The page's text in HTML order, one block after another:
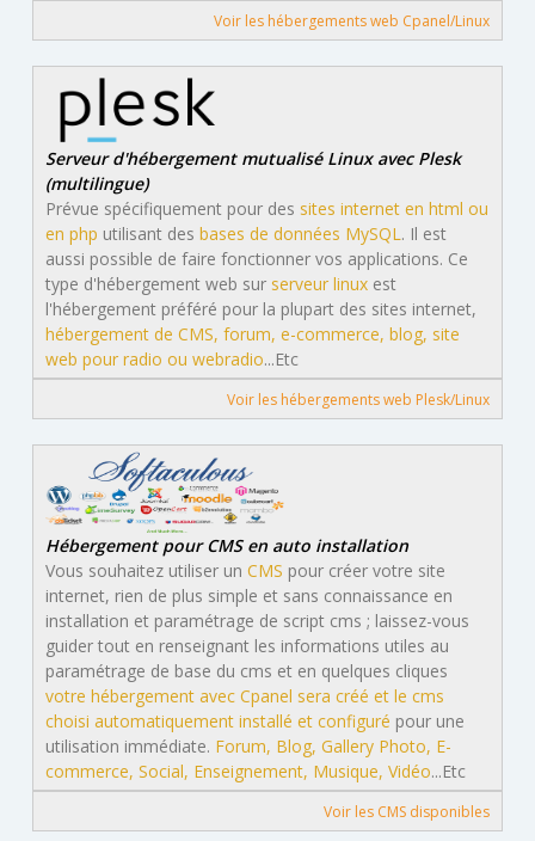
Voir les hébergements web Cpanel/Linux
Serveur d'hébergement mutualisé Linux avec Plesk
(multilingue)
Prévue spécifiquement pour des sites internet en html ou
en php utilisant des bases de données MySQL. Il est
aussi possible de faire fonctionner vos applications. Ce
type d'hébergement web sur serveur linuxest
l'hébergement préféré pour la plupart des sites internet,
hébergement de CMS, forum, e-commerce, blog, site
web pour radio ou webradio...Etc
Voir les hébergements web Plesk/Linux
Hébergement pour CMS en auto installation
Vous souhaitez utiliser un CMS pour créer votre site
internet, rien de plus simple et sans connaissance en
installation et paramétrage de script cms ; laissez-vous
guider tout en renseignant les informations utiles au
paramétrage de base du cms et en quelques cliques
votre hébergement avec Cpanel sera créé et le cms
choisi automatiquement installé et configuré pour une
utilisation immédiate. Forum, Blog, Gallery Photo, E-
commerce, Social, Enseignement, Musique, Vidéo...Etc
Voir les CMS disponibles